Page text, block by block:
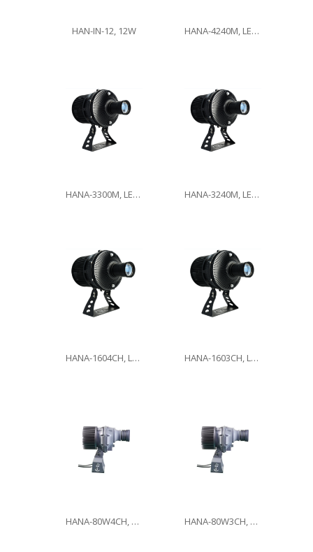
HAN-IN-12, 12W HANA-4240M, LED240W
HANA-3300M, LED300W HANA-3240M, LED240W
HANA-1604CH, LED160W HANA-1603CH, LED160W
HANA-80W4CH, 80W HANA-80W3CH, 80W